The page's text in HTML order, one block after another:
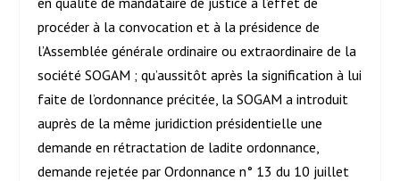
procéder à la convocation et à la présidence de
l’Assemblée générale ordinaire ou extraordinaire de la
société SOGAM ; qu’aussitôt après la signification à lui
faite de l’ordonnance précitée, la SOGAM a introduit
auprès de la même juridiction présidentielle une
demande en rétractation de ladite ordonnance,
demande rejetée par Ordonnance n° 13 du 10 juillet